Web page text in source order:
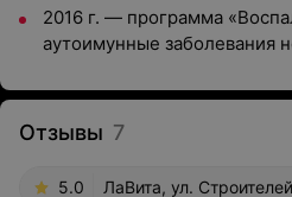
2016 г. — программа
аутоимунные заболевания
Отзывы 7
5.0 ЛаВита, ул.